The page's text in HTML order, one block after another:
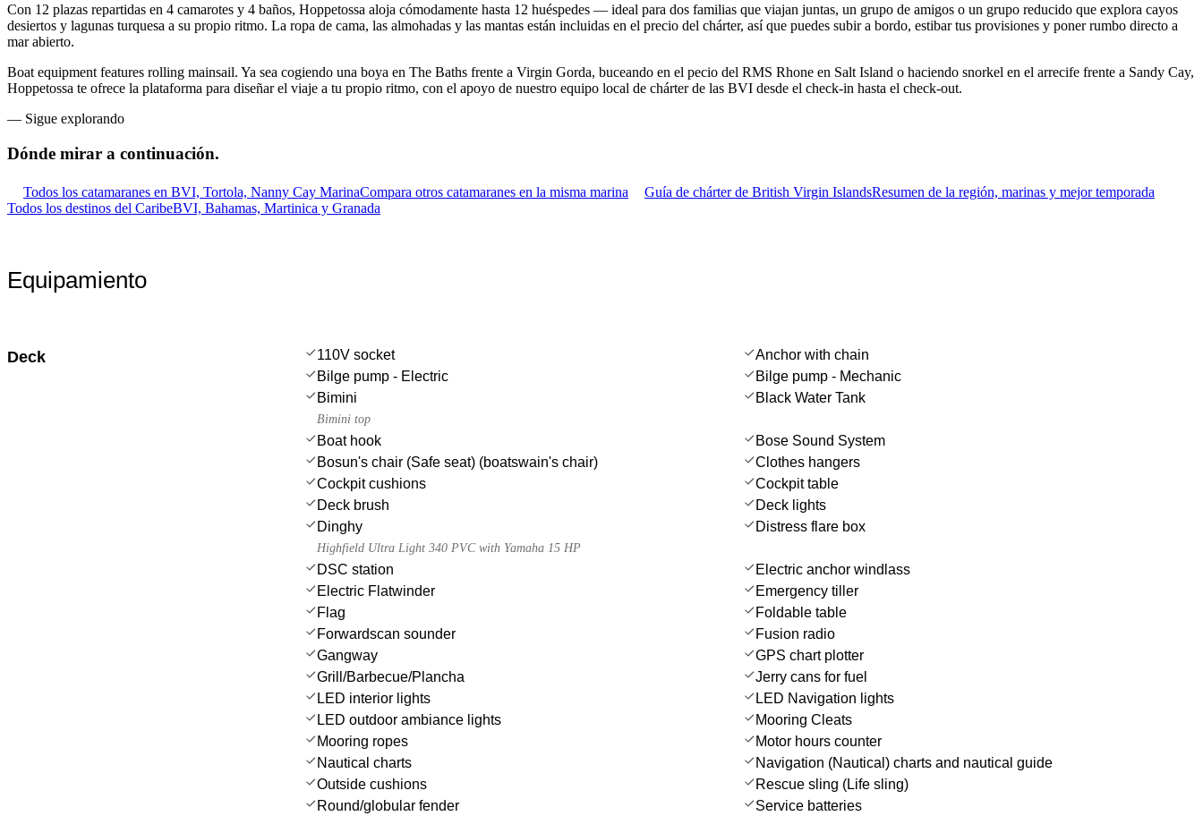
Con 12 plazas repartidas en 4 camarotes y 4 baños, Hoppetossa aloja cómodamente hasta 12 huéspedes — ideal para dos familias que viajan juntas, un grupo de amigos o un grupo reducido que explora cayos
desiertos y lagunas turquesa a su propio ritmo. La ropa de cama, las almohadas y las mantas están incluidas en el precio del chárter, así que puedes subir a bordo, estibar tus provisiones y poner rumbo directo a
mar abierto.
Boat equipment features rolling mainsail. Ya sea cogiendo una boya en The Baths frente a Virgin Gorda, buceando en el pecio del RMS Rhone en Salt Island o haciendo snorkel en el arrecife frente a Sandy Cay,
Hoppetossa te ofrece la plataforma para diseñar el viaje a tu propio ritmo, con el apoyo de nuestro equipo local de chárter de las BVI desde el check-in hasta el check-out.
— Sigue explorando
Dónde mirar a continuación.
Todos los catamaranes en BVI, Tortola, Nanny Cay MarinaCompara otros catamaranes en la misma marina Guía de chárter de British Virgin IslandsResumen de la región, marinas y mejor temporada
Todos los destinos del CaribeBVI, Bahamas, Martinica y Granada
Equipamiento
Deck 110V socket
Anchor with chain
Bilge pump - Electric
Bilge pump - Mechanic
Bimini
Bimini top
Black Water Tank
Boat hook
Bose Sound System
Bosun's chair (Safe seat) (boatswain's chair)
Clothes hangers
Cockpit cushions
Cockpit table
Deck brush
Deck lights
Dinghy
Highfield Ultra Light 340 PVC with Yamaha 15 HP
Distress flare box
DSC station
Electric anchor windlass
Electric Flatwinder
Emergency tiller
Flag
Foldable table
Forwardscan sounder
Fusion radio
Gangway
GPS chart plotter
Grill/Barbecue/Plancha
Jerry cans for fuel
LED interior lights
LED Navigation lights
LED outdoor ambiance lights
Mooring Cleats
Mooring ropes
Motor hours counter
Nautical charts
Navigation (Nautical) charts and nautical guide
Outside cushions
Rescue sling (Life sling)
Round/globular fender
Service batteries